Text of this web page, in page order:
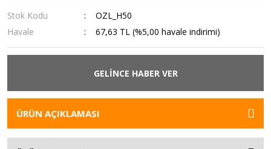
Stok Kodu
OZL_H50
Havale
67,63 TL (%5,00 havale indirimi)
GELİNCE HABER VER
ÜRÜN AÇIKLAMASI